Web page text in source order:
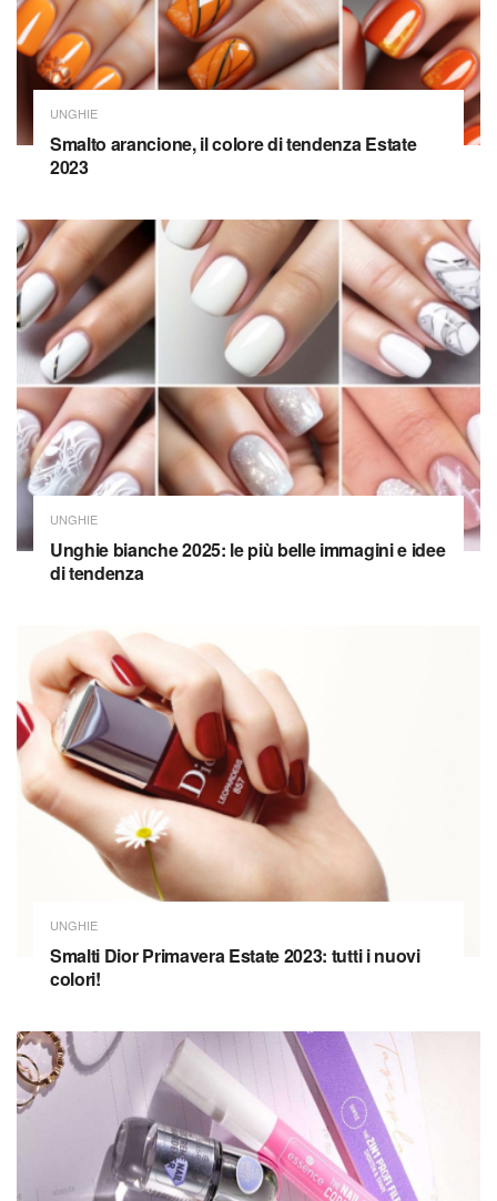
UNGHIE
Smalto arancione, il colore di tendenza Estate
2023
UNGHIE
Unghie bianche 2025: le più belle immagini e idee
di tendenza
UNGHIE
Smalti Dior Primavera Estate 2023: tutti i nuovi
colori!